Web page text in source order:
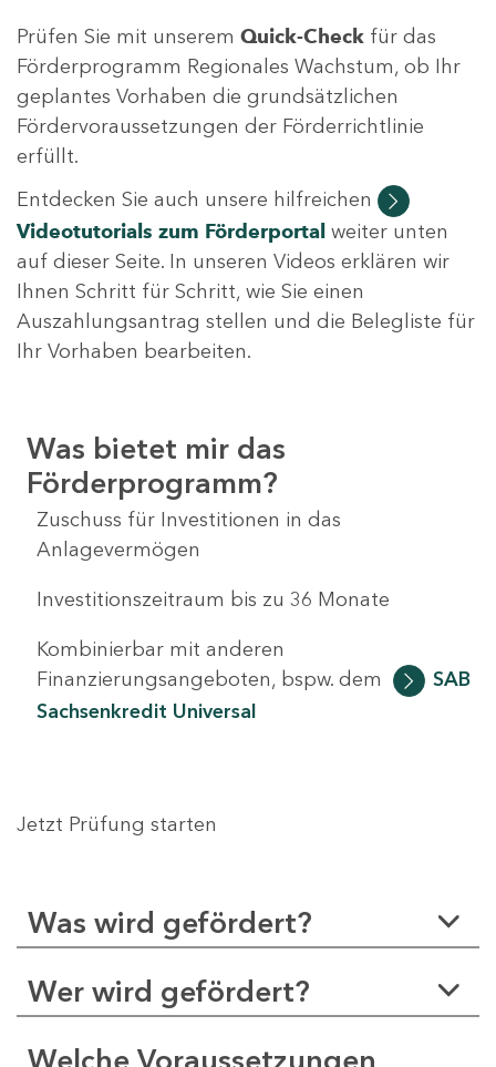
Prüfen Sie mit unserem Quick-Check für das
Förderprogramm Regionales Wachstum, ob Ihr
geplantes Vorhaben die grundsätzlichen
Fördervoraussetzungen der Förderrichtlinie
erfüllt.
Entdecken Sie auch unsere hilfreichen
Videotutorials zum Förderportal weiter unten
auf dieser Seite. In unseren Videos erklären wir
Ihnen Schritt für Schritt, wie Sie einen
Auszahlungsantrag stellen und die Belegliste für
Ihr Vorhaben bearbeiten.
Was bietet mir das
Förderprogramm?
Zuschuss für Investitionen in das
Anlagevermögen
Investitionszeitraum bis zu 36 Monate
Kombinierbar mit anderen
Finanzierungsangeboten, bspw. dem
SAB
Sachsenkredit Universal
Jetzt Prüfung starten
Was wird gefördert?
Wer wird gefördert?
Welche Voraussetzungen